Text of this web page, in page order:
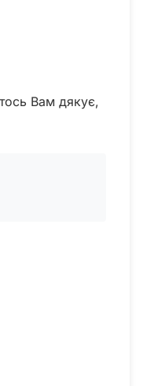
Вам дякує,